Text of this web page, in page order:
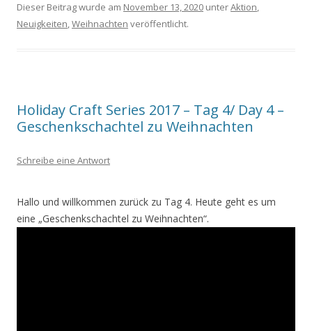
Dieser Beitrag wurde am November 13, 2020 unterAktion,
Neuigkeiten,Weihnachten veröffentlicht.
Holiday Craft Series 2017 – Tag 4/ Day 4 –
Geschenkschachtel zu Weihnachten
Schreibe eine Antwort
Hallo und willkommen zurück zu Tag 4. Heute geht es um
eine „Geschenkschachtel zu Weihnachten“.